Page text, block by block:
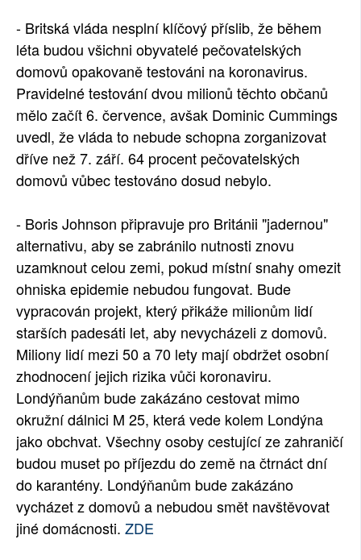
- Britská vláda nesplní klíčový příslib, že během
léta budou všichni obyvatelé pečovatelských
domovů opakovaně testováni na koronavirus.
Pravidelné testování dvou milionů těchto občanů
mělo začít 6. července, avšak Dominic Cummings
uvedl, že vláda to nebude schopna zorganizovat
dříve než 7. září. 64 procent pečovatelských
domovů vůbec testováno dosud nebylo.
- Boris Johnson připravuje pro Británii "jadernou"
alternativu, aby se zabránilo nutnosti znovu
uzamknout celou zemi, pokud místní snahy omezit
ohniska epidemie nebudou fungovat. Bude
vypracován projekt, který přikáže milionům lidí
starších padesáti let, aby nevycházeli z domovů.
Miliony lidí mezi 50 a 70 lety mají obdržet osobní
zhodnocení jejich rizika vůči koronaviru.
Londýňanům bude zakázáno cestovat mimo
okružní dálnici M 25, která vede kolem Londýna
jako obchvat. Všechny osoby cestující ze zahraničí
budou muset po příjezdu do země na čtrnáct dní
do karantény. Londýňanům bude zakázáno
vycházet z domovů a nebudou smět navštěvovat
jiné domácnosti. ZDE